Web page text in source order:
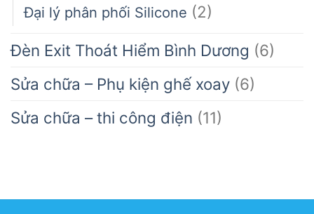
Đại lý phân phối Silicone (2)
Đèn Exit Thoát Hiểm Bình Dương (6)
Sửa chữa – Phụ kiện ghế xoay (6)
Sửa chữa – thi công điện (11)